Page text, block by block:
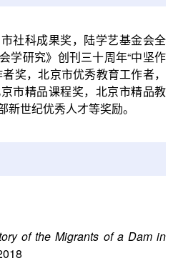
社科成果奖，陆学艺基金会全
学研究》创刊三十周年“中坚作
奖，北京市优秀教育工作者，
市精品课程奖，北京市精品教
世纪优秀人才等奖励。
of the Migrants of a Dam in